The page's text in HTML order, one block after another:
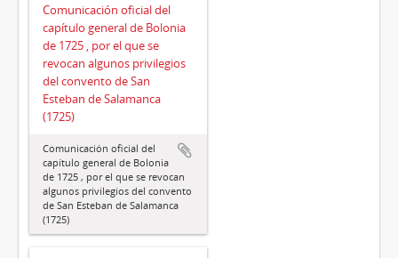
Comunicación oficial del
capítulo general de Bolonia
de 1725 , por el que se
revocan algunos privilegios
del convento de San
Esteban de Salamanca
(1725)
Comunicación oficial del
capítulo general de Bolonia
de 1725 , por el que se revocan
algunos privilegios del convento
de San Esteban de Salamanca
(1725)